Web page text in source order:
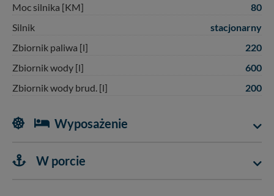
Moc silnika [KM]
80
Silnik
stacjonarny
Zbiornik paliwa [l]
220
Zbiornik wody [l]
600
Zbiornik wody brud. [l]
200
Wyposażenie
W porcie